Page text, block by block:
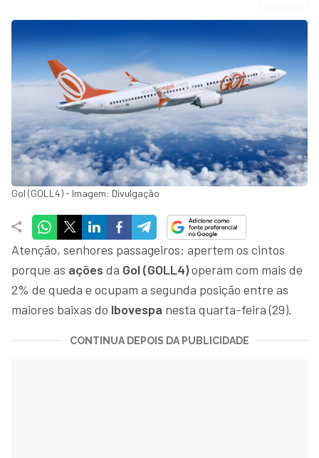
Gol (GOLL4) - Imagem: Divulgação
Atenção, senhores passageiros: apertem os cintos
porque as ações da Gol (GOLL4)operam com mais de
2% de queda e ocupam a segunda posição entre as
maiores baixas do Ibovespa nesta quarta-feira (29).
CONTINUA DEPOIS DA PUBLICIDADE